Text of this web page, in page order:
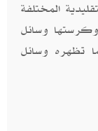
المختلفة
وسائل
تظهره وسائل